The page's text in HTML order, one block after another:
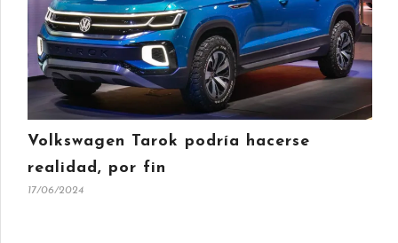
Volkswagen Tarok podría hacerse
realidad, por fin
17/06/2024